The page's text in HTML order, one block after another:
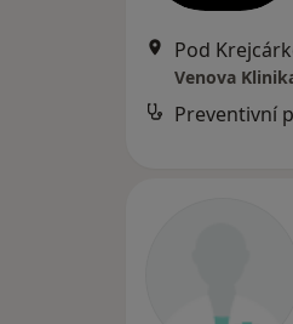
Pod
Venova
Preventivní